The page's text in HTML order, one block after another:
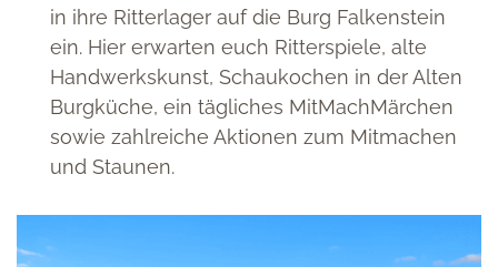
in ihre Ritterlager auf die Burg Falkenstein
ein. Hier erwarten euch Ritterspiele, alte
Handwerkskunst, Schaukochen in der Alten
Burgküche, ein tägliches MitMachMärchen
sowie zahlreiche Aktionen zum Mitmachen
und Staunen.